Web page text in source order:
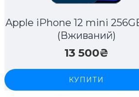
Apple iPhone 12 mini
(Вживаний)
13 500₴
КУПИТИ